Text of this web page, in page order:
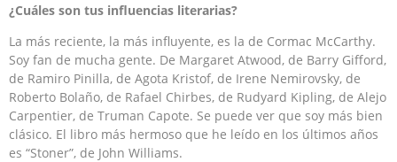
¿Cuáles son tus influencias literarias?
La más reciente, la más influyente, es la de Cormac McCarthy.
Soy fan de mucha gente. De Margaret Atwood, de Barry Gifford,
de Ramiro Pinilla, de Agota Kristof, de Irene Nemirovsky, de
Roberto Bolaño, de Rafael Chirbes, de Rudyard Kipling, de Alejo
Carpentier, de Truman Capote. Se puede ver que soy más bien
clásico. El libro más hermoso que he leído en los últimos años
es “Stoner”, de John Williams.